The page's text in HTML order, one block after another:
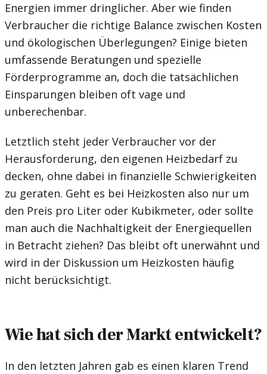
Energien immer dringlicher. Aber wie finden
Verbraucher die richtige Balance zwischen Kosten
und ökologischen Überlegungen? Einige bieten
umfassende Beratungen und spezielle
Förderprogramme an, doch die tatsächlichen
Einsparungen bleiben oft vage und
unberechenbar.
Letztlich steht jeder Verbraucher vor der
Herausforderung, den eigenen Heizbedarf zu
decken, ohne dabei in finanzielle Schwierigkeiten
zu geraten. Geht es bei Heizkosten also nur um
den Preis pro Liter oder Kubikmeter, oder sollte
man auch die Nachhaltigkeit der Energiequellen
in Betracht ziehen? Das bleibt oft unerwähnt und
wird in der Diskussion um Heizkosten häufig
nicht berücksichtigt.
Wie hat sich der Markt entwickelt?
In den letzten Jahren gab es einen klaren Trend